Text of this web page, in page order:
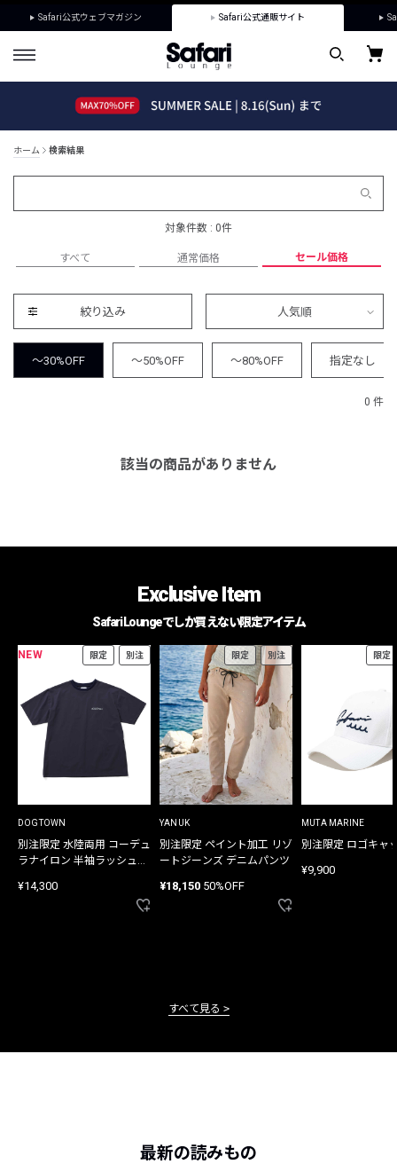
Safari公式ウェブマガジン Safari公式通販サイト
ホーム 検索結果
対象件数 : 0件
すべて 通常価格 セール価格
絞り込み 人気順
～30%OFF ～50%OFF ～80%OFF 指定なし
0 件
該当の商品がありません
Exclusive Item
Safari Loungeでしか買えない限定アイテム
NEW 限定 別注
DOGTOWN
別注限定 水陸両用 コーデュ
ラナイロン 半袖ラッシュガ
¥14,300
限定 別注
YANUK
別注限定 ペイント加工 リゾ
ートジーンズ デニムパンツ
¥18,150 50%OFF
限定
MUTA MARINE
別注限定 ロゴキャ
¥9,900
すべて見る
最新の読みもの